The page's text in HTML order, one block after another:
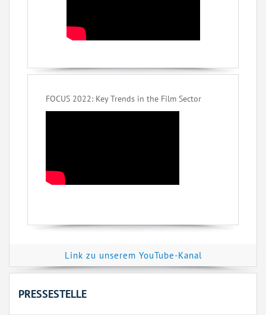
FOCUS 2022: Key Trends in the Film Sector
Link zu unserem YouTube-Kanal
PRESSESTELLE